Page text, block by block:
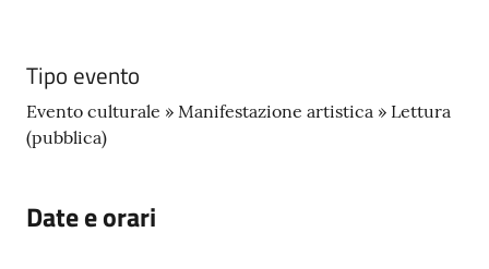
Tipo evento
Evento culturale » Manifestazione artistica » Lettura
(pubblica)
Date e orari